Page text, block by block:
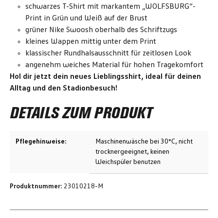
schwarzes T-Shirt mit markantem „WOLFSBURG“-
Print in Grün und Weiß auf der Brust
grüner Nike Swoosh oberhalb des Schriftzugs
kleines Wappen mittig unter dem Print
klassischer Rundhalsausschnitt für zeitlosen Look
angenehm weiches Material für hohen Tragekomfort
Hol dir jetzt dein neues Lieblingsshirt, ideal für deinen
Alltag und den Stadionbesuch!
DETAILS ZUM PRODUKT
Pflegehinweise:
Maschinenwäsche bei 30°C, nicht
trocknergeeignet, keinen
Weichspüler benutzen
Produktnummer: 23010218-M